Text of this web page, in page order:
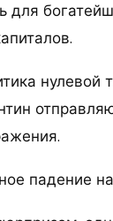
для
нулевой
падение